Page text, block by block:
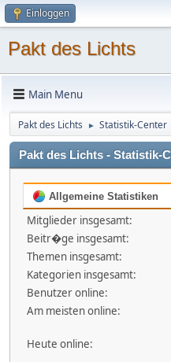
Einloggen
Pakt des Lichts
Main Menu
Pakt des Lichts ► Statistik-Center
Pakt des Lichts - Statistik-
Allgemeine Statistiken
Mitglieder insgesamt:
Beitr�ge insgesamt:
Themen insgesamt:
Kategorien insgesamt:
Benutzer online:
Am meisten online:
Heute online: